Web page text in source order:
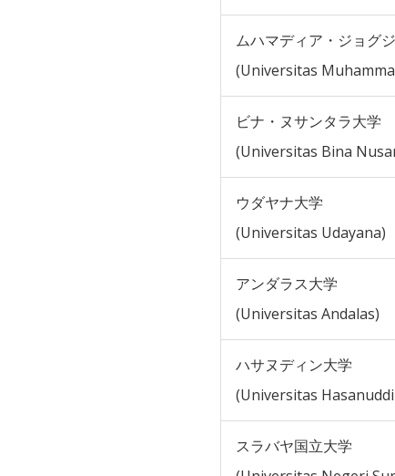
ムハマディア・ジョグ
(Universitas
ビナ・ヌサンタラ大学
(Universitas Bina
ウダヤナ大学
(Universitas Udayana)
アンダラス大学
(Universitas Andalas)
ハサヌディン大学
(Universitas
スラバヤ国立大学